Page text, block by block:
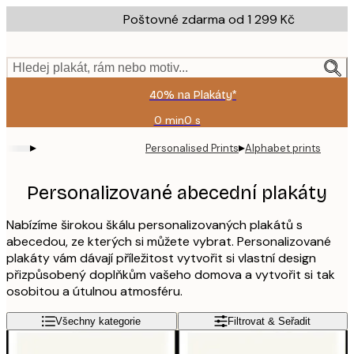
to
content.
Poštovné zdarma od 1 299 Kč
Hledej plakát, rám nebo motiv...
40% na Plakáty*
0 min0 s
Platné
do:
2026-
09
▸ Personalised Prints▸Alphabet prints
Personalizované abecední plakáty
Nabízíme širokou škálu personalizovaných plakátů s
abecedou, ze kterých si můžete vybrat. Personalizované
plakáty vám dávají příležitost vytvořit si vlastní design
přizpůsobený doplňkům vašeho domova a vytvořit si tak
osobitou a útulnou atmosféru.
Všechny kategorie Filtrovat & Seřadit